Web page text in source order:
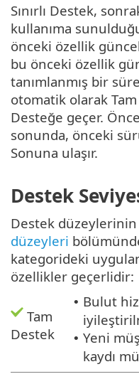
Sınırlı Destek,
kullanıma
önceki özellik
bu önceki özellik
tanımlanmış bir
otomatik olarak Tam
Desteğe geçer.
sonunda, önceki
Sonuna ulaşır.
Destek
Destek düzeylerinin
düzeyleri
kategorideki
özellikler geçerlidir:
Tam
Destek
• Bulut
• Yeni
kaydı